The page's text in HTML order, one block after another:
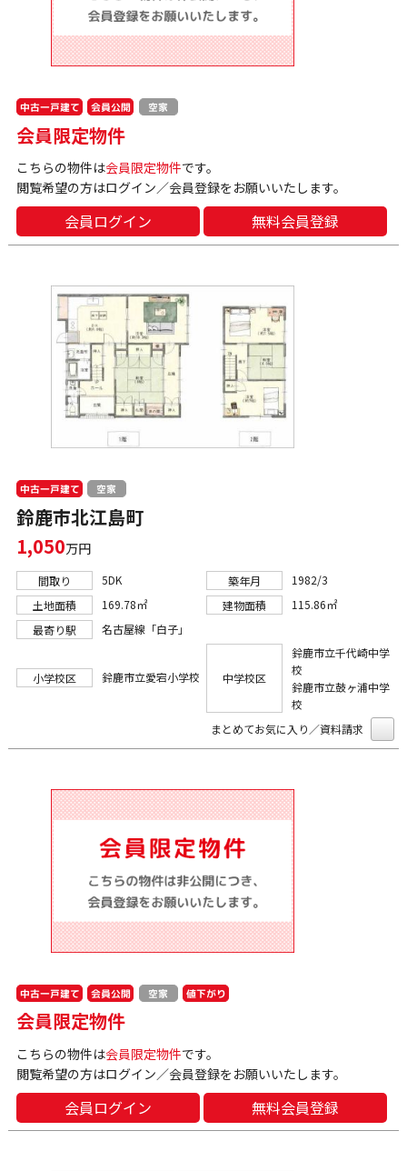
中古一戸建て 会員公開 空家
会員限定物件
こちらの物件は会員限定物件です。
閲覧希望の方はログイン／会員登録をお願いいたします。
会員ログイン 無料会員登録
中古一戸建て 空家
鈴鹿市北江島町
1,050万円
間取り 5DK 築年月
1982/3
土地面積
169.78㎡ 建物面積
115.86㎡
最寄り駅
名古屋線「白子」
小学校区 鈴鹿市立愛宕小学校 中学校区
鈴鹿市立千代崎中学
校
鈴鹿市立鼓ヶ浦中学
校
まとめてお気に入り／資料請求
中古一戸建て 会員公開 空家 値下がり
会員限定物件
こちらの物件は会員限定物件です。
閲覧希望の方はログイン／会員登録をお願いいたします。
会員ログイン 無料会員登録